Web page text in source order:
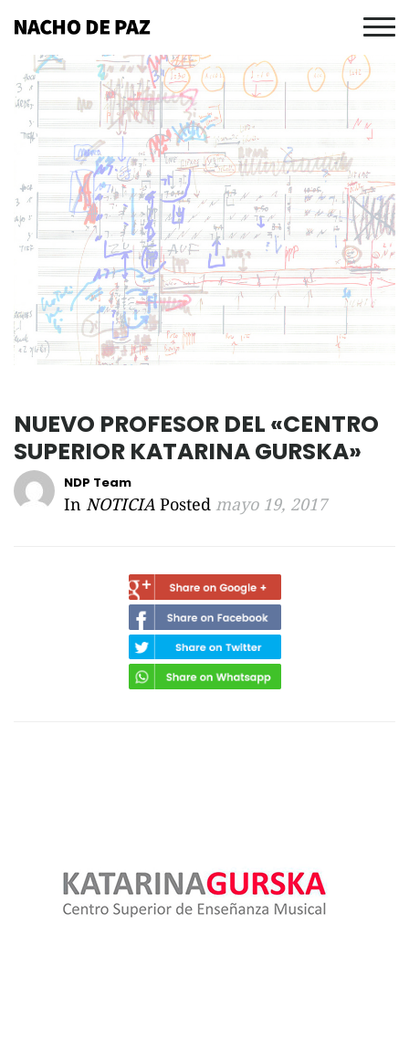
NUEVO PROFESOR DEL «CENTRO
SUPERIOR KATARINA GURSKA»
NDP Team
In NOTICIA Posted mayo 19, 2017